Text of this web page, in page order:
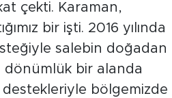
çekti. Karaman,
bir işti. 2016 yılında
salebin doğadan
dönümlük bir alanda
destekleriyle bölgemizde